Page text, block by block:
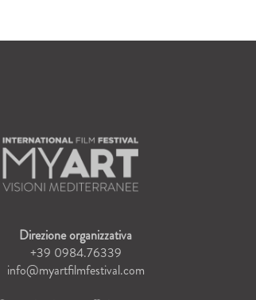
Direzione organizzativa
+39 0984.76339
info@myartfilmfestival.com